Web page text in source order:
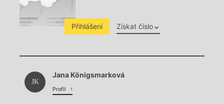
Přihlášení Získat číslo
Chviličku.
Načítá se.
JK
Jana Königsmarková
Profil